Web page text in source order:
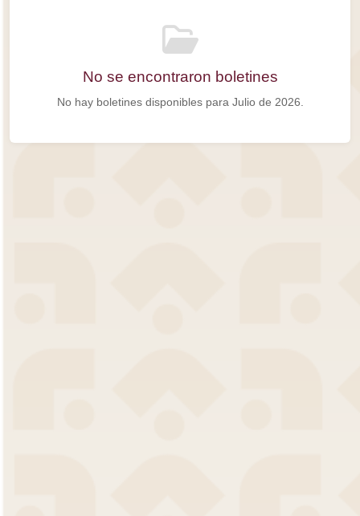
No se encontraron boletines
No hay boletines disponibles para Julio de 2026.